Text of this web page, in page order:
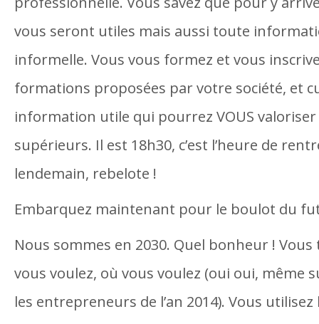
vous seront utiles mais aussi toute
informelle. Vous vous formez et vous
formations proposées par votre société, et
information utile qui pourrez VOUS
supérieurs. Il est 18h30, c’est l’heure de
lendemain, rebelote !
Embarquez maintenant pour le boulot du
Nous sommes en 2030. Quel bonheur !
vous voulez, où vous voulez (oui oui, même
les entrepreneurs de l’an 2014). Vous utilisez